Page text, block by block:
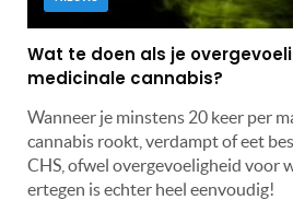
Wat te doen als je
medicinale cannabis?
Wanneer je minstens 20 keer per
cannabis rookt, verdampt of eet
CHS, ofwel overgevoeligheid voor
ertegen is echter heel eenvoudig!